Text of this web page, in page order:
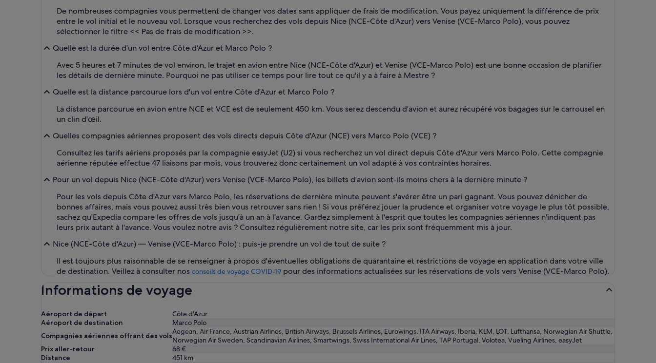
De nombreuses compagnies vous permettent de changer vos dates sans appliquer de frais de modification. Vous payez uniquement la différence de prix
entre le vol initial et le nouveau vol. Lorsque vous recherchez des vols depuis Nice (NCE-Côte d'Azur) vers Venise (VCE-Marco Polo), vous pouvez
sélectionner le filtre << Pas de frais de modification >>.
Quelle est la durée d'un vol entre Côte d'Azur et Marco Polo ?
Avec 5 heures et 7 minutes de vol environ, le trajet en avion entre Nice (NCE-Côte d'Azur) et Venise (VCE-Marco Polo) est une bonne occasion de planifier
les détails de dernière minute. Pourquoi ne pas utiliser ce temps pour lire tout ce qu'il y a à faire à Mestre ?
Quelle est la distance parcourue lors d'un vol entre Côte d'Azur et Marco Polo ?
La distance parcourue en avion entre NCE et VCE est de seulement 450 km. Vous serez descendu d'avion et aurez récupéré vos bagages sur le carrousel en
un clin d'œil.
Quelles compagnies aériennes proposent des vols directs depuis Côte d'Azur (NCE) vers Marco Polo (VCE) ?
Consultez les tarifs aériens proposés par la compagnie easyJet (U2) si vous recherchez un vol direct depuis Côte d'Azur vers Marco Polo. Cette compagnie
aérienne réputée effectue 47 liaisons par mois, vous trouverez donc certainement un vol adapté à vos contraintes horaires.
Pour un vol depuis Nice (NCE-Côte d'Azur) vers Venise (VCE-Marco Polo), les billets d'avion sont-ils moins chers à la dernière minute ?
Pour les vols depuis Côte d'Azur vers Marco Polo, les réservations de dernière minute peuvent s'avérer être un pari gagnant. Vous pouvez dénicher de
bonnes affaires, mais vous pouvez aussi très bien vous retrouver sans rien ! Si vous préférez jouer la prudence et organiser votre voyage le plus tôt possible,
sachez qu'Expedia compare les offres de vols jusqu'à un an à l'avance. Gardez simplement à l'esprit que toutes les compagnies aériennes n'indiquent pas
leurs prix autant à l'avance. Vous voulez notre avis ? Consultez régulièrement notre site, car les prix sont fréquemment mis à jour.
Nice (NCE-Côte d'Azur) — Venise (VCE-Marco Polo) : puis-je prendre un vol de tout de suite ?
Il est toujours plus raisonnable de se renseigner à propos d'éventuelles obligations de quarantaine et restrictions de voyage en application dans votre ville
de destination. Veillez à consulter nos conseils de voyage COVID-19 pour des informations actualisées sur les réservations de vols vers Venise (VCE-Marco Polo).
Informations de voyage
Aéroport de départ
Côte d'Azur
Aéroport de destination
Marco Polo
Compagnies aériennes offrant des volsAegean, Air France, Austrian Airlines, British Airways, Brussels Airlines, Eurowings, ITA Airways, Iberia, KLM, LOT, Lufthansa, Norwegian Air Shuttle,
Norwegian Air Sweden, Scandinavian Airlines, Smartwings, Swiss International Air Lines, TAP Portugal, Volotea, Vueling Airlines, easyJet
Prix aller-retour
68 €
Distance
451 km